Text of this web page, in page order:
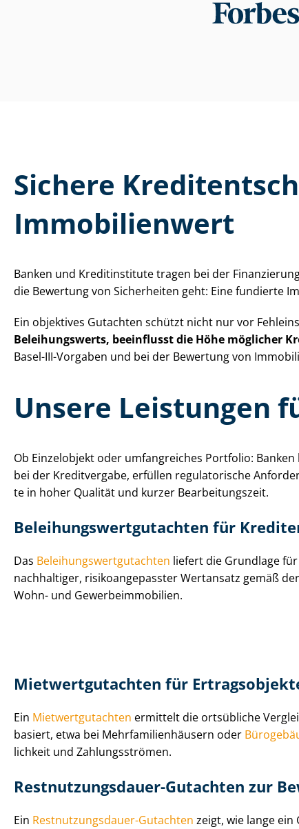
Sichere
Immobilienwert
Banken und Kreditinstitute tragen bei der
die Bewertung von Sicherheiten geht: Eine fundierte
Ein objektives Gutachten schützt nicht nur vor
Beleihungswerts, beeinflusst die Höhe möglicher
Basel-III-Vorgaben und bei der Bewertung von
Unsere Leistungen
Ob Einzelobjekt oder umfangreiches Portfolio:
bei der Kreditvergabe, erfüllen regulatorische
te in hoher Qualität und kurzer Be­ar­bei­tungs­zeit.
Be­lei­hungs­wert­gut­ach­ten für
Das Be­lei­hungs­wert­gut­ach­ten liefert die Grundlage
nachhaltiger, ri­si­ko­an­ge­pass­ter Wertansatz gemäß
Wohn- und Ge­wer­be­im­mo­bi­li­en.
Miet­wert­gut­ach­ten für
Ein Miet­wert­gut­ach­ten ermittelt die ortsübliche
basiert, etwa bei Mehr­fa­mi­li­en­häu­sern oder
lich­keit und Zahlungsströmen.
Rest­nut­zungs­dau­er-Gutachten zur
Ein Rest­nut­zungs­dau­er-Gutachten zeigt, wie lange